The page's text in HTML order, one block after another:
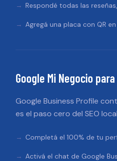
Respondé todas las
Agregá una placa con QR
Google Mi Negocio para
Google Business Profile
es el paso cero del SEO
Completá el 100% de tu
Activá el chat de Google